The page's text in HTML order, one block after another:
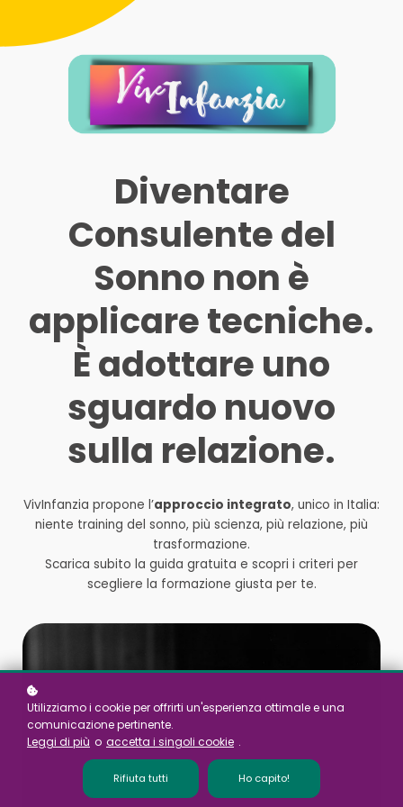
Diventare
Consulente del
Sonno non è
applicare tecniche.
È adottare uno
sguardo nuovo
sulla relazione.
VivInfanzia propone l’approccio integrato, unico in Italia:
niente training del sonno, più scienza, più relazione, più
trasformazione.
Scarica subito la guida gratuita e scopri i criteri per
scegliere la formazione giusta per te.
Utilizziamo i cookie per offrirti un'esperienza ottimale e una
comunicazione pertinente.
Leggi di più o accetta i singoli cookie .
Rifiuta tutti Ho capito!